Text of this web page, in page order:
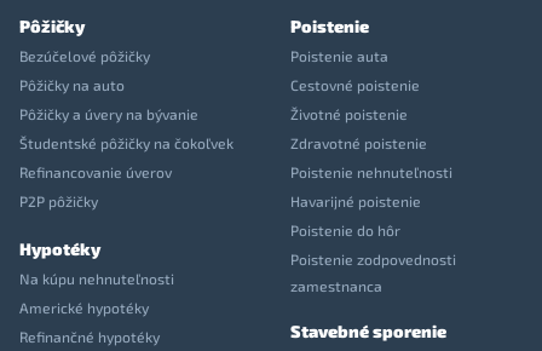
Pôžičky
Bezúčelové pôžičky
Pôžičky na auto
Pôžičky a úvery na bývanie
Študentské pôžičky na čokoľvek
Refinancovanie úverov
P2P pôžičky
Hypotéky
Na kúpu nehnuteľnosti
Americké hypotéky
Refinančné hypotéky
Poistenie
Poistenie auta
Cestovné poistenie
Životné poistenie
Zdravotné poistenie
Poistenie nehnuteľnosti
Havarijné poistenie
Poistenie do hôr
Poistenie zodpovednosti
zamestnanca
Stavebné sporenie